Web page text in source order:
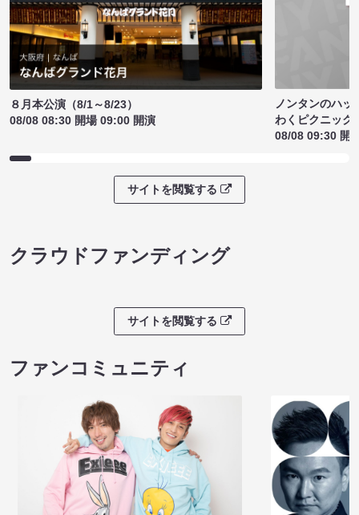
８月本公演（8/1～8/23）
08/08 08:30 開場 09:00 開演
ノンタンのハッ
わくピクニック
08/08 09:30 開
サイトを閲覧する
クラウドファンディング
サイトを閲覧する
ファンコミュニティ